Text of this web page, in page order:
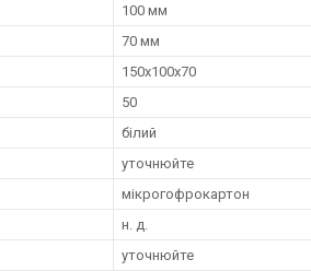
100 мм
70 мм
150x100x70
50
білий
уточнюйте
мікрогофрокартон
н. д.
уточнюйте